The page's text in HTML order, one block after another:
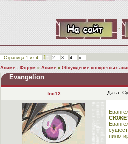
·
Страница 1 из 4 1 2 3 4
»
Аниме - Форум » Аниме » Обсуждение конкретных
Evangelion
fnc12 Дата: